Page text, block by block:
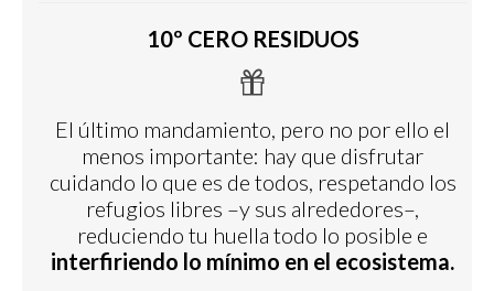
10º CERO RESIDUOS
El último mandamiento, pero no por ello el
menos importante: hay que disfrutar
cuidando lo que es de todos, respetando los
refugios libres –y sus alrededores–,
reduciendo tu huella todo lo posible e
interfiriendo lo mínimo en el ecosistema.